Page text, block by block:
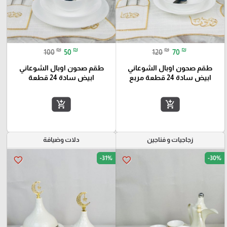
120 ₪ 70 ₪
طقم صحون اوبال الشوعاني
ابيض سادة 24 قطعة مربع
add_shopping_cart
100 ₪ 50 ₪
طقم صحون اوبال الشوعاني
ابيض سادة 24 قطعة
add_shopping_cart
زجاجيات و فناجين
favorite_border -30%
دلات وضيافة
favorite_border -31%